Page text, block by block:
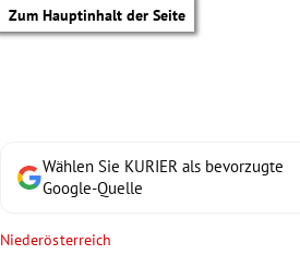
Zum Hauptinhalt der Seite
Wählen Sie KURIER als bevorzugte
Google-Quelle
Niederösterreich